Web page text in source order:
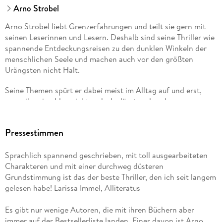
Arno Strobel
Arno Strobel liebt Grenzerfahrungen und teilt sie gern mit
seinen Leserinnen und Lesern. Deshalb sind seine Thriller wie
spannende Entdeckungsreisen zu den dunklen Winkeln der
menschlichen Seele und machen auch vor den größten
Urängsten nicht Halt.
Seine Themen spürt er dabei meist im Alltag auf und erst,
wenn ihn eine Idee nicht mehr loslässt und er den
Grundstein für seinen nächsten Roman gelegt ist. Alle seine
Arno Strobel lebt als freier Autor in der Nähe von Trier.
Pressestimmen
Sprachlich spannend geschrieben, mit toll ausgearbeiteten
Charakteren und mit einer durchweg düsteren
Grundstimmung ist das der beste Thriller, den ich seit langem
gelesen habe! Larissa Immel, Alliteratus
Es gibt nur wenige Autoren, die mit ihren Büchern aber